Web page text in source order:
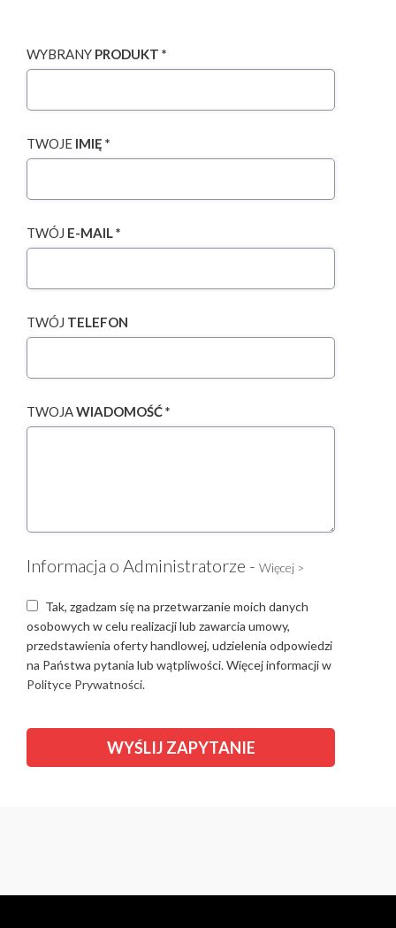
WYBRANY PRODUKT *
TWOJE IMIĘ *
TWÓJ E-MAIL *
TWÓJ TELEFON
TWOJAWIADOMOŚĆ *
Informacja o Administratorze - Więcej >
Tak, zgadzam się na przetwarzanie moich danych
osobowych w celu realizacji lub zawarcia umowy,
przedstawienia oferty handlowej, udzielenia odpowiedzi
na Państwa pytania lub wątpliwości. Więcej informacji w
Polityce Prywatności.